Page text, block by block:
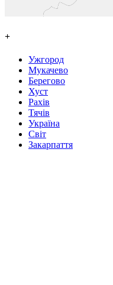
+
Ужгород
Мукачево
Берегово
Хуст
Рахів
Тячів
Україна
Світ
Закарпаття